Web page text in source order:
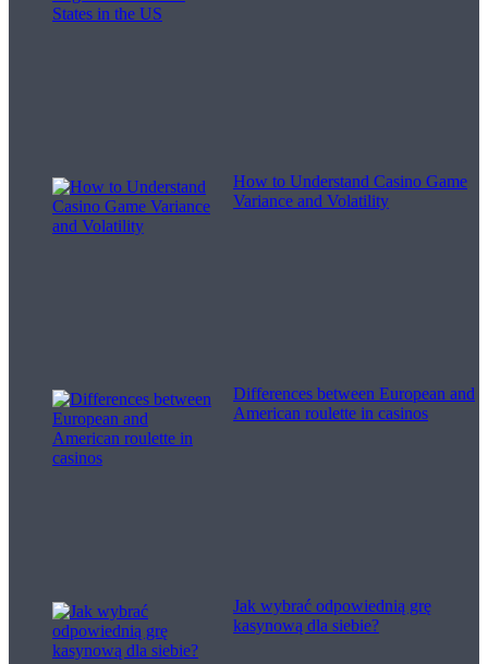
How to Understand Casino Game
Variance and Volatility
Differences between European and
American roulette in casinos
Jak wybrać odpowiednią grę
kasynową dla siebie?